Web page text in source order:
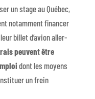
un stage au Québec,
notamment financer
billet d’avion aller-
peuvent être
dont les moyens
un frein